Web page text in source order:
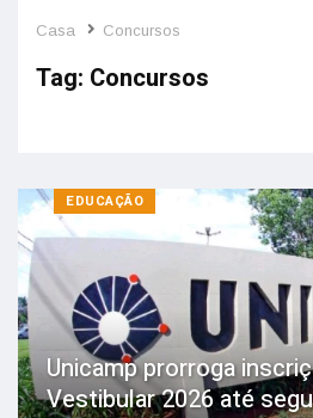
Casa Concursos
Tag: Concursos
EDUCAÇÃO
Unicamp prorroga
Vestibular 2026 até